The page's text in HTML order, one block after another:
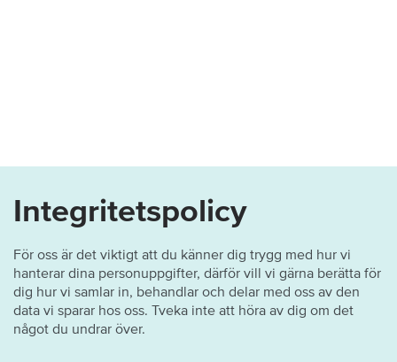
Integritetspolicy
För oss är det viktigt att du känner dig trygg med hur vi
hanterar dina personuppgifter, därför vill vi gärna berätta för
dig hur vi samlar in, behandlar och delar med oss av den
data vi sparar hos oss. Tveka inte att höra av dig om det
något du undrar över.